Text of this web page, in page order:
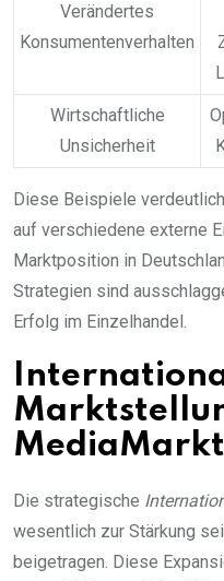
Verändertes
Konsumentenverhalten
Wirtschaftliche
Unsicherheit
Diese Beispiele
auf verschiedene externe
Marktposition in
Strategien sind
Erfolg im Einzelhandel.
MediaMarkt
Die strategische
wesentlich zur Stärkung
beigetragen. Diese